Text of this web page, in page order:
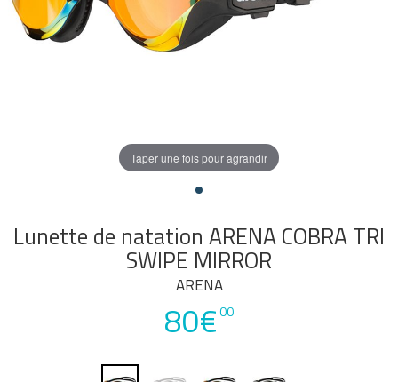
Taper une fois pour agrandir
Lunette de natation ARENA COBRA TRI
SWIPE MIRROR
ARENA
80€00